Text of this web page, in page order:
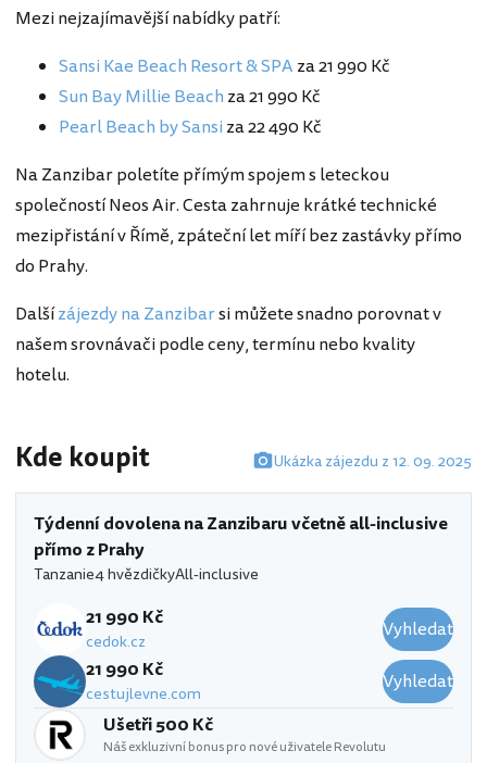
Mezi nejzajímavější nabídky patří:
Sansi Kae Beach Resort & SPA za 21 990 Kč
Sun Bay Millie Beach za 21 990 Kč
Pearl Beach by Sansi za 22 490 Kč
Na Zanzibar poletíte přímým spojem s leteckou
společností Neos Air. Cesta zahrnuje krátké technické
mezipřistání v Římě, zpáteční let míří bez zastávky přímo
do Prahy.
Dalšízájezdy na Zanzibarsi můžete snadno porovnat v
našem srovnávači podle ceny, termínu nebo kvality
hotelu.
Kde koupit Ukázka zájezdu z 12. 09. 2025
Týdenní dovolena na Zanzibaru včetně all-inclusive
přímo z Prahy
Tanzanie4 hvězdičkyAll-inclusive
21 990 Kč
cedok.cz
Vyhledat
21 990 Kč
cestujlevne.com
Vyhledat
Ušetři 500 Kč
Náš exkluzivní bonus pro nové uživatele Revolutu